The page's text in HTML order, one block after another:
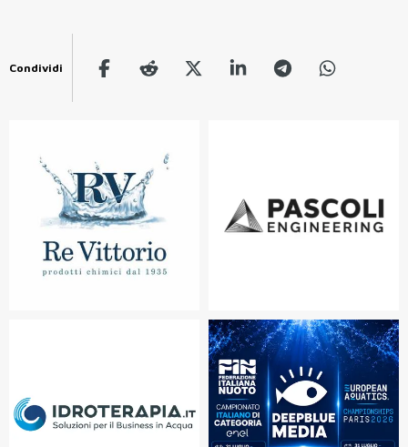
Condividi